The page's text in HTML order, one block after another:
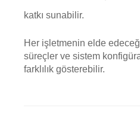
katkı sunabilir.
Her işletmenin elde
süreçler ve sistem
farklılık gösterebilir.